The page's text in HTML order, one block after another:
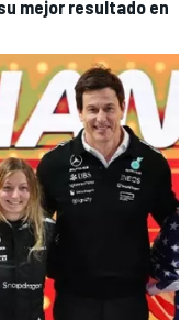
mejor resultado en